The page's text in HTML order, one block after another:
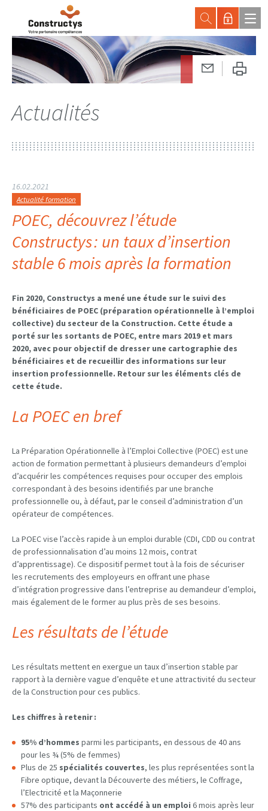
Actualités
16.02.2021
Actualité formation
POEC, découvrez l’étude
Constructys : un taux d’insertion
stable 6 mois après la formation
Fin 2020, Constructys a mené une étude sur le suivi des
bénéficiaires de POEC (préparation opérationnelle à l’emploi
collective) du secteur de la Construction. Cette étude a
porté sur les sortants de POEC, entre mars 2019 et mars
2020, avec pour objectif de dresser une cartographie des
bénéficiaires et de recueillir des informations sur leur
insertion professionnelle. Retour sur les éléments clés de
cette étude.
La POEC en bref
La Préparation Opérationnelle à l’Emploi Collective (POEC) est une
action de formation permettant à plusieurs demandeurs d’emploi
d’acquérir les compétences requises pour occuper des emplois
correspondant à des besoins identifiés par une branche
professionnelle ou, à défaut, par le conseil d’administration d’un
opérateur de compétences.
La POEC vise l’accès rapide à un emploi durable (CDI, CDD ou contrat
de professionnalisation d’au moins 12 mois, contrat
d’apprentissage). Ce dispositif permet tout à la fois de sécuriser
les recrutements des employeurs en offrant une phase
d’intégration progressive dans l’entreprise au demandeur d’emploi,
mais également de le former au plus près de ses besoins.
Les résultats de l’étude
Les résultats mettent en exergue un taux d’insertion stable par
rapport à la dernière vague d’enquête et une attractivité du secteur
de la Construction pour ces publics.
Les chiffres à retenir :
95% d’hommes parmi les participants, en dessous de 40 ans
pour les ¾ (5% de femmes)
Plus de 25 spécialités couvertes, les plus représentées sont la
Fibre optique, devant la Découverte des métiers, le Coffrage,
l’Electricité et la Maçonnerie
57% des participants ont accédé à un emploi 6 mois après leur